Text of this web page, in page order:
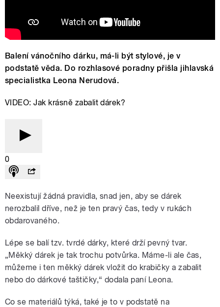
Balení vánočního dárku, má-li být stylové, je v
podstatě věda. Do rozhlasové poradny přišla jihlavská
specialistka Leona Nerudová.
VIDEO: Jak krásně zabalit dárek?
0
Neexistují žádná pravidla, snad jen, aby se dárek
nerozbalil dříve, než je ten pravý čas, tedy v rukách
obdarovaného.
Lépe se balí tzv. tvrdé dárky, které drží pevný tvar.
„Měkký dárek je tak trochu potvůrka. Máme-li ale čas,
můžeme i ten měkký dárek vložit do krabičky a zabalit
nebo do dárkové taštičky,“ dodala paní Leona.
Co se materiálů týká, také je to v podstatě na